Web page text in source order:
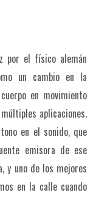
por el físico alemán
un cambio en la
en movimiento
aplicaciones.
en el sonido, que
emisora de ese
y uno de los mejores
en la calle cuando